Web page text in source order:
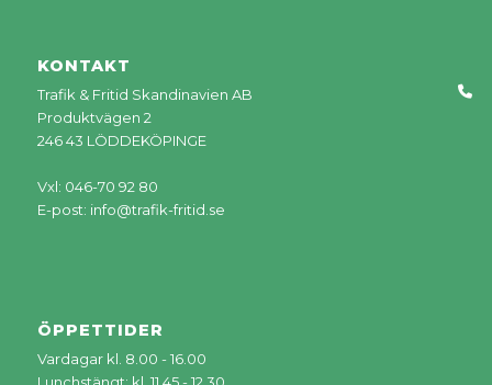
KONTAKT
Trafik & Fritid Skandinavien AB
Produktvägen 2
246 43 LÖDDEKÖPINGE
Vxl: 046-70 92 80
E-post: info@trafik-fritid.se
ÖPPETTIDER
Vardagar kl. 8.00 - 16.00